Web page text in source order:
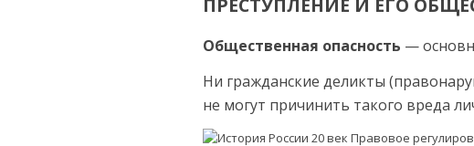
Общественная опасность —
Ни гражданские деликты
не мо­гут причинить такого вреда